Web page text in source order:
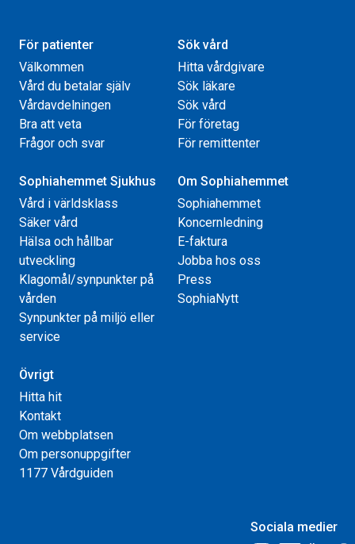
För patienter
Välkommen
Vård du betalar själv
Vårdavdelningen
Bra att veta
Frågor och svar
Sök vård
Hitta vårdgivare
Sök läkare
Sök vård
För företag
För remittenter
Sophiahemmet Sjukhus
Vård i världsklass
Säker vård
Hälsa och hållbar
utveckling
Klagomål/synpunkter på
vården
Synpunkter på miljö eller
service
Om Sophiahemmet
Sophiahemmet
Koncernledning
E-faktura
Jobba hos oss
Press
SophiaNytt
Övrigt
Hitta hit
Kontakt
Om webbplatsen
Om personuppgifter
1177 Vårdguiden
Sociala medier